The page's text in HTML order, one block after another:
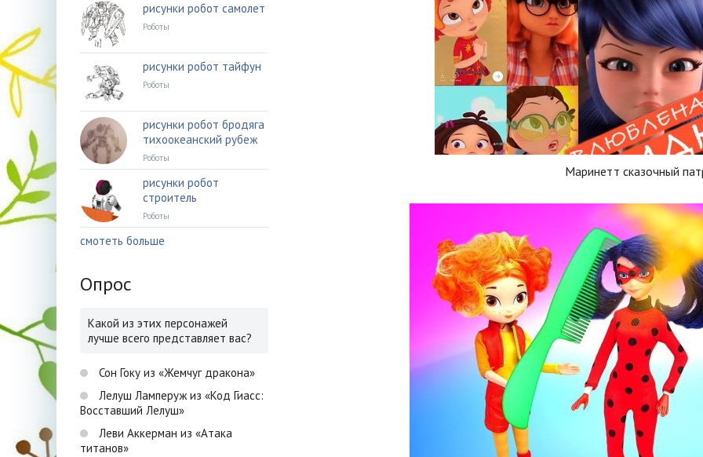
Маринетт сказочный
рисунки робот самолет
Роботы
рисунки робот тайфун
Роботы
рисунки робот бродяга
тихоокеанский рубеж
Роботы
рисунки робот
строитель
Роботы
смотеть больше
Опрос
Какой из этих персонажей
лучше всего представляет вас?
Сон Гоку из «Жемчуг дракона»
Лелуш Ламперуж из «Код Гиасс:
Восставший Лелуш»
Леви Аккерман из «Атака
титанов»